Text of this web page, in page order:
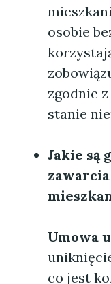
osobie
zgodnie
stanie
Jakie są
Umowa
co jest